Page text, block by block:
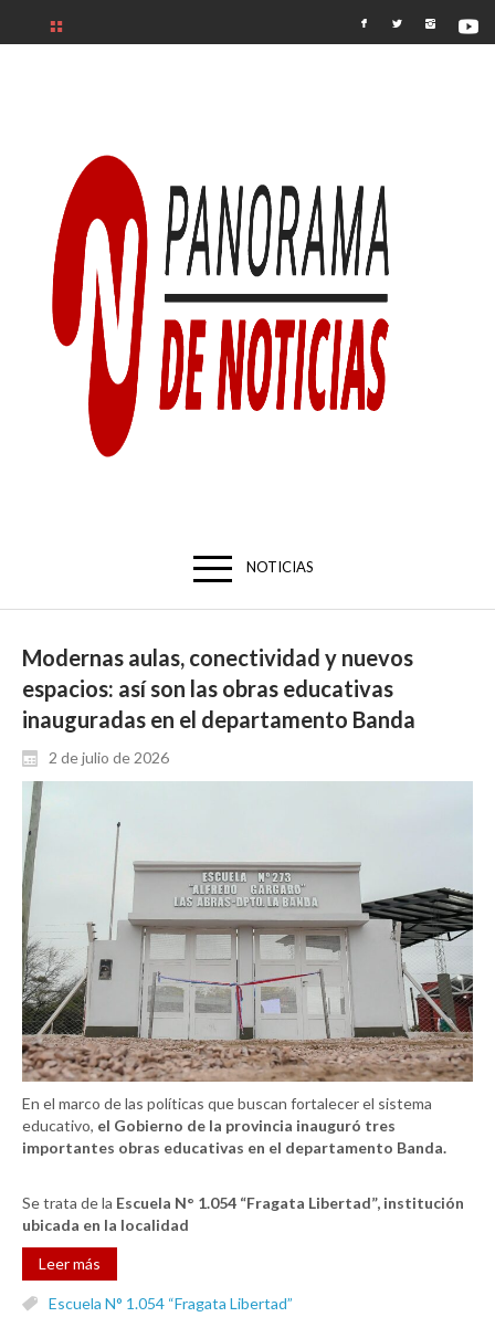
NOTICIAS
Modernas aulas, conectividad y nuevos
espacios: así son las obras educativas
inauguradas en el departamento Banda
2 de julio de 2026
En el marco de las políticas que buscan fortalecer el sistema
educativo, el Gobierno de la provincia inauguró tres
importantes obras educativas en el departamento Banda.
Se trata de la Escuela N° 1.054 “Fragata Libertad”, institución
ubicada en la localidad
Leer más
Escuela N° 1.054 “Fragata Libertad”